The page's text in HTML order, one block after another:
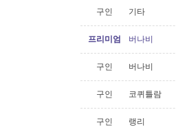
구인 기타
프리미엄 버나비
구인 버나비
구인 코퀴틀람
구인 랭리